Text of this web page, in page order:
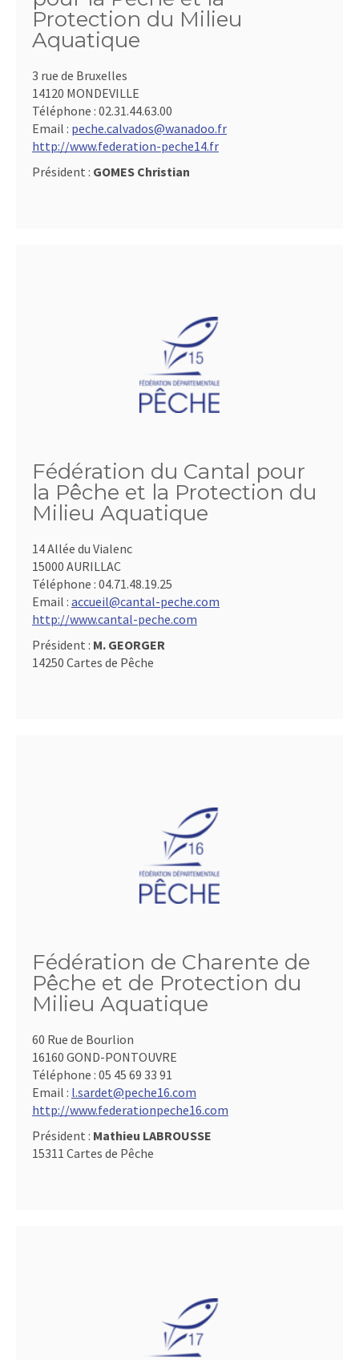
Protection du Milieu
Aquatique
3 rue de Bruxelles
14120 MONDEVILLE
Téléphone : 02.31.44.63.00
Email : peche.calvados@wanadoo.fr
http://www.federation-peche14.fr
Président : GOMES Christian
Fédération du Cantal pour
la Pêche et la Protection du
Milieu Aquatique
14 Allée du Vialenc
15000 AURILLAC
Téléphone : 04.71.48.19.25
Email : accueil@cantal-peche.com
http://www.cantal-peche.com
Président : M. GEORGER
14250 Cartes de Pêche
Fédération de Charente de
Pêche et de Protection du
Milieu Aquatique
60 Rue de Bourlion
16160 GOND-PONTOUVRE
Téléphone : 05 45 69 33 91
Email : l.sardet@peche16.com
http://www.federationpeche16.com
Président : Mathieu LABROUSSE
15311 Cartes de Pêche